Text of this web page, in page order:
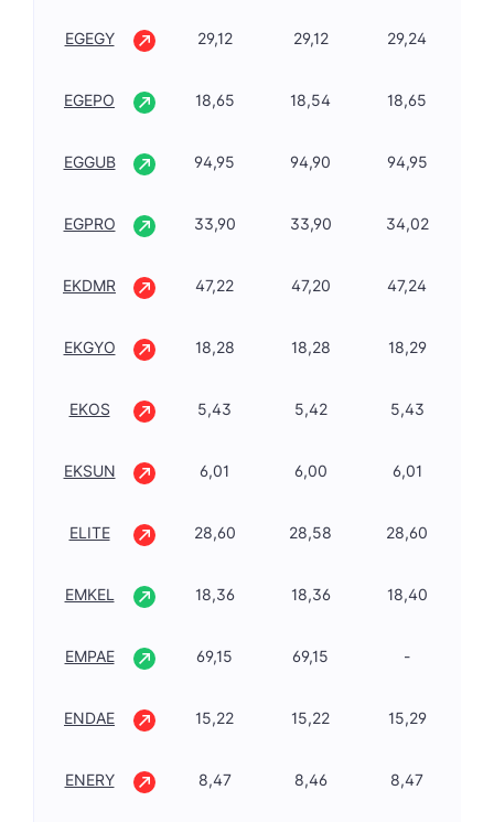
EGEGY 29,12 29,12 29,24
EGEPO 18,65 18,54 18,65
EGGUB 94,95 94,90 94,95
EGPRO 33,90 33,90 34,02
EKDMR 47,22 47,20 47,24
EKGYO 18,28 18,28 18,29
EKOS 5,43 5,42 5,43
EKSUN 6,01 6,00 6,01
ELITE 28,60 28,58 28,60
EMKEL 18,36 18,36 18,40
EMPAE 69,15 69,15 -
ENDAE 15,22 15,22 15,29
ENERY 8,47 8,46 8,47